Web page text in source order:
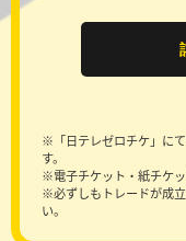
※「日テレゼロチケ」に
す。
※電子チケット・紙チケッ
※必ずしもトレードが成
い。